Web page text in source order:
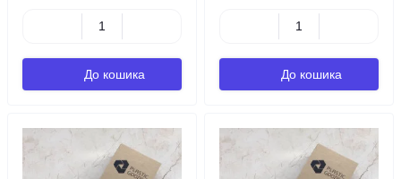
До кошика До кошика